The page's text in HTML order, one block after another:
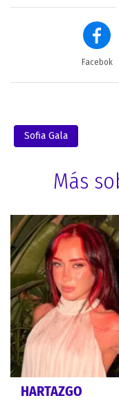
Facebok
Sofia Gala
Más
HARTAZGO